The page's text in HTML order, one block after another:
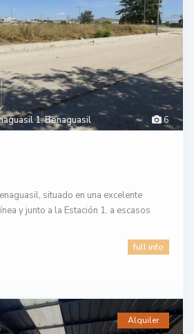
6
1,Benaguasil
situado en una excelente
y junto a la Estación 1, a escasos
full info
Alquiler